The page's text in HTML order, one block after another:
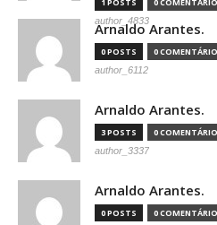
author_4833
Arnaldo Arantes.
0 POSTS 0
author_6112
Arnaldo Arantes.
3 POSTS 0
author_3337
Arnaldo Arantes.
0 POSTS 0